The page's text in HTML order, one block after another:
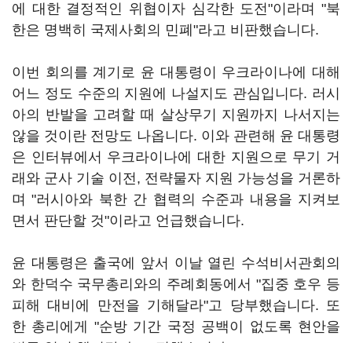
에 대한 결정적인 위협이자 심각한 도전"이라며 "북
한은 명백히 국제사회의 민폐"라고 비판했습니다.
이번 회의를 계기로 윤 대통령이 우크라이나에 대해
어느 정도 수준의 지원에 나설지도 관심입니다. 러시
아의 반발을 고려할 때 살상무기 지원까지 나서지는
않을 것이란 전망도 나옵니다. 이와 관련해 윤 대통령
은 인터뷰에서 우크라이나에 대한 지원으로 무기 거
래와 군사 기술 이전, 전략물자 지원 가능성을 거론하
며 "러시아와 북한 간 협력의 수준과 내용을 지켜보
면서 판단할 것"이라고 언급했습니다.
윤 대통령은 출국에 앞서 이날 열린 수석비서관회의
와 한덕수 국무총리와의 주례회동에서 "집중 호우 등
피해 대비에 만전을 기해달라"고 당부했습니다. 또
한 총리에게 "순방 기간 국정 공백이 없도록 현안을